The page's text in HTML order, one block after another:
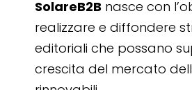
SolareB2B nasce con
realizzare e diffondere
editoriali che possano
crescita del mercato